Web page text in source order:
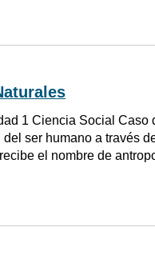
1 Ciencia Social
ser humano a través
el nombre de